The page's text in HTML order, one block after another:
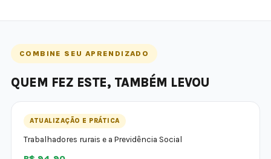
COMBINE SEU APRENDIZADO
QUEM FEZ ESTE, TAMBÉM LEVOU
ATUALIZAÇÃO E PRÁTICA
Trabalhadores rurais e a Previdência Social